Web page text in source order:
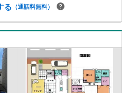
る （通話料無料）